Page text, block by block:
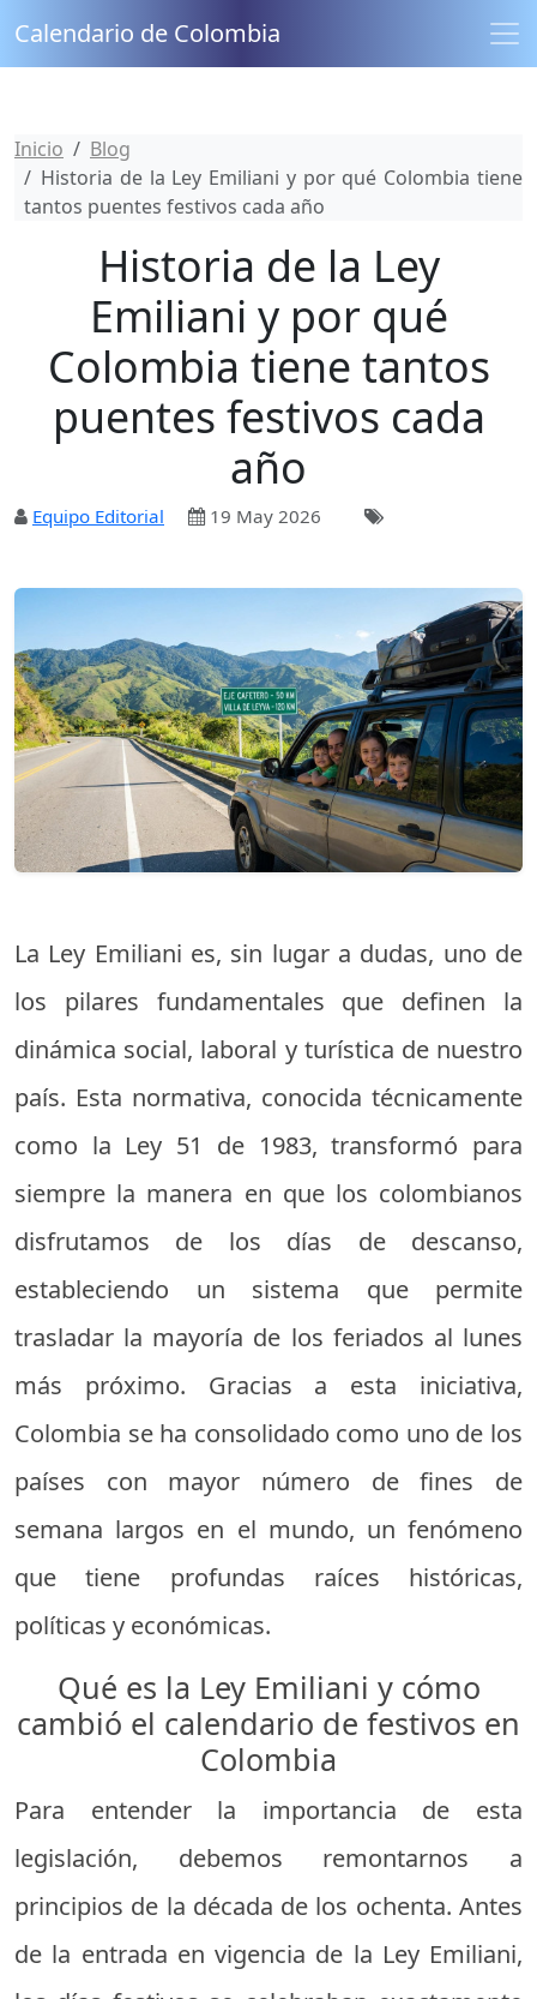
Calendario de Colombia
Inicio
Blog
Historia de la Ley Emiliani y por qué Colombia tiene
tantos puentes festivos cada año
Historia de la Ley
Emiliani y por qué
Colombia tiene tantos
puentes festivos cada
año
Equipo Editorial 19 May 2026
La Ley Emiliani es, sin lugar a dudas, uno de
los pilares fundamentales que definen la
dinámica social, laboral y turística de nuestro
país. Esta normativa, conocida técnicamente
como la Ley 51 de 1983, transformó para
siempre la manera en que los colombianos
disfrutamos de los días de descanso,
estableciendo un sistema que permite
trasladar la mayoría de los feriados al lunes
más próximo. Gracias a esta iniciativa,
Colombia se ha consolidado como uno de los
países con mayor número de fines de
semana largos en el mundo, un fenómeno
que tiene profundas raíces históricas,
políticas y económicas.
Qué es la Ley Emiliani y cómo
cambió el calendario de festivos en
Colombia
Para entender la importancia de esta
legislación, debemos remontarnos a
principios de la década de los ochenta. Antes
de la entrada en vigencia de la Ley Emiliani,